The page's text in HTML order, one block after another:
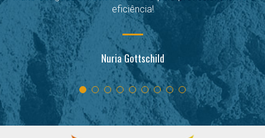
eficiência!
Nuria Gottschild